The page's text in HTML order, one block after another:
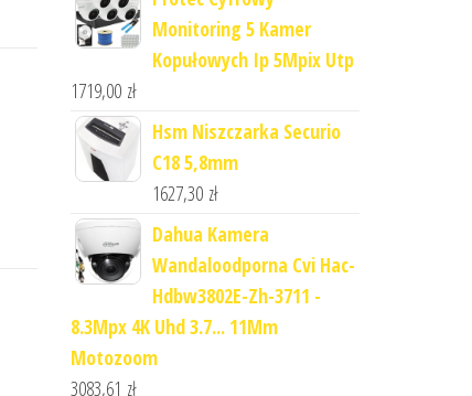
Monitoring 5 Kamer
Kopułowych Ip 5Mpix Utp
1719,00 zł
Hsm Niszczarka Securio
C18 5,8mm
1627,30 zł
Dahua Kamera
Wandaloodporna Cvi Hac-
Hdbw3802E-Zh-3711 -
8.3Mpx 4K Uhd 3.7... 11Mm
Motozoom
3083,61 zł